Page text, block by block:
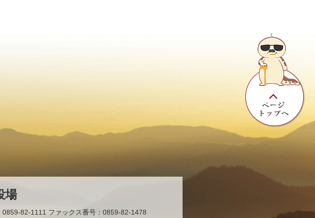
場
0859-82-1111 ファックス番号：0859-82-1478